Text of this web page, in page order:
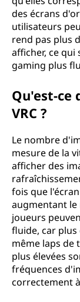
des écrans
utilisateurs
rend pas plus
afficher, ce
gaming plus
Qu'est-ce
VRC ?
Le nombre
mesure de la
afficher des
fois que
augmentant le
joueurs
fluide, car
même laps de
plus élevées
fréquences